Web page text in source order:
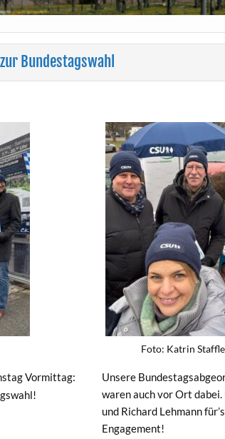
Bundestagswahl
Vor­mit­tag:
Foto: Katrin
Unsere
waren auch vor Ort
und Richard Lehmann
Engagement!